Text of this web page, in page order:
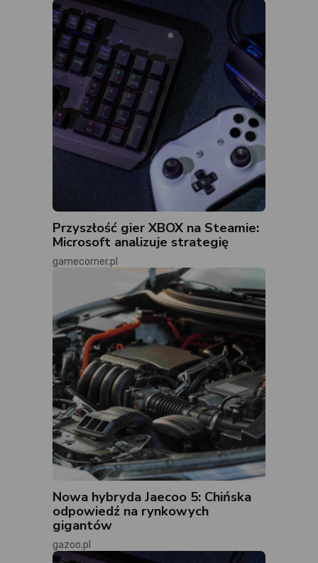
Przyszłość gier XBOX na Steamie:
Microsoft analizuje strategię
gamecorner.pl
Nowa hybryda Jaecoo 5: Chińska
odpowiedź na rynkowych
gigantów
gazoo.pl